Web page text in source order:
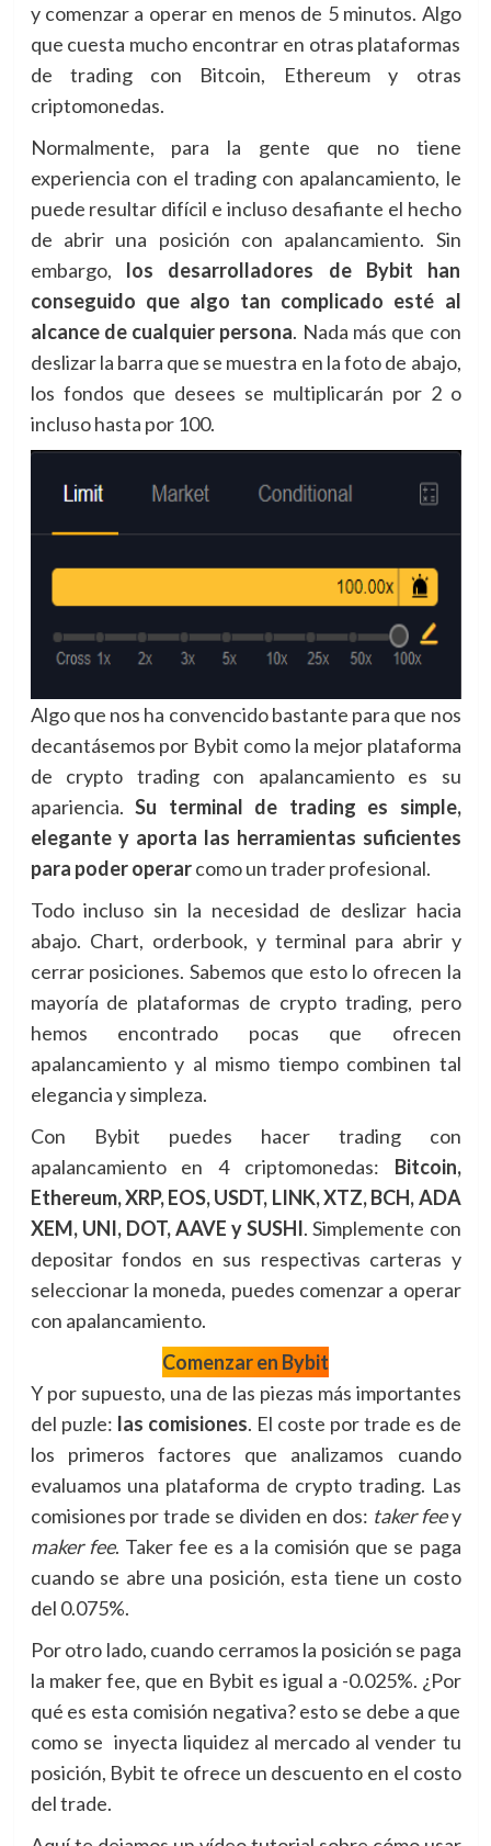
y comenzar a operar en menos de 5 minutos. Algo
que cuesta mucho encontrar en otras plataformas
de trading con Bitcoin, Ethereum y otras
criptomonedas.
Normalmente, para la gente que no tiene
experiencia con el trading con apalancamiento, le
puede resultar difícil e incluso desafiante el hecho
de abrir una posición con apalancamiento. Sin
embargo, los desarrolladores de Bybit han
conseguido que algo tan complicado esté al
alcance de cualquier persona. Nada más que con
deslizar la barra que se muestra en la foto de abajo,
los fondos que desees se multiplicarán por 2 o
incluso hasta por 100.
Algo que nos ha convencido bastante para que nos
decantásemos por Bybit como la mejor plataforma
de crypto trading con apalancamiento es su
apariencia. Su terminal de trading es simple,
elegante y aporta las herramientas suficientes
para poder operarcomo un trader profesional.
Todo incluso sin la necesidad de deslizar hacia
abajo. Chart, orderbook, y terminal para abrir y
cerrar posiciones. Sabemos que esto lo ofrecen la
mayoría de plataformas de crypto trading, pero
hemos encontrado pocas que ofrecen
apalancamiento y al mismo tiempo combinen tal
elegancia y simpleza.
Con Bybit puedes hacer trading con
apalancamiento en 4 criptomonedas: Bitcoin,
Ethereum, XRP, EOS, USDT, LINK, XTZ, BCH, ADA
XEM, UNI, DOT, AAVE y SUSHI. Simplemente con
depositar fondos en sus respectivas carteras y
seleccionar la moneda, puedes comenzar a operar
con apalancamiento.
Comenzar en Bybit
Y por supuesto, una de las piezas más importantes
del puzle: las comisiones. El coste por trade es de
los primeros factores que analizamos cuando
evaluamos una plataforma de crypto trading. Las
comisiones por trade se dividen en dos: taker feey
maker fee. Taker fee es a la comisión que se paga
cuando se abre una posición, esta tiene un costo
del 0.075%.
Por otro lado, cuando cerramos la posición se paga
la maker fee, que en Bybit es igual a -0.025%. ¿Por
qué es esta comisión negativa? esto se debe a que
como se inyecta liquidez al mercado al vender tu
posición, Bybit te ofrece un descuento en el costo
del trade.